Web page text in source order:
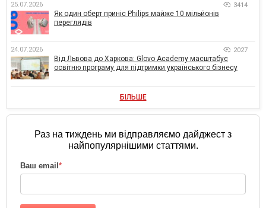
25.07.2026 3414
Як один оберт приніс Philips майже 10 мільйонів
переглядів
24.07.2026 2027
Від Львова до Харкова: Glovo Academy масштабує
освітню програму для підтримки українського бізнесу
БІЛЬШЕ
Раз на тиждень ми відправляємо дайджест з
найпопулярнішими статтями.
Ваш email *